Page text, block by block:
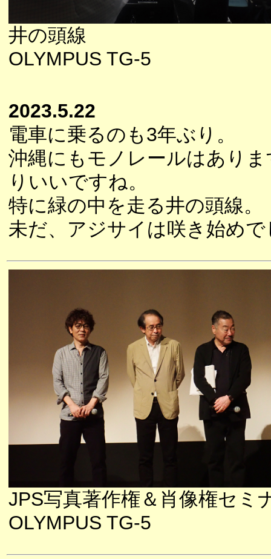
井の頭線
OLYMPUS TG-5
2023.5.22
電車に乗るのも3年ぶり。
沖縄にもモノレールはあり
りいいですね。
特に緑の中を走る井の頭線。
未だ、アジサイは咲き始めで
JPS写真著作権＆肖像権セミ
OLYMPUS TG-5